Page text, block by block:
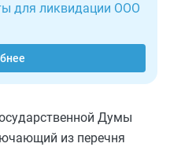
для ликвидации ООО
Думы
из перечня